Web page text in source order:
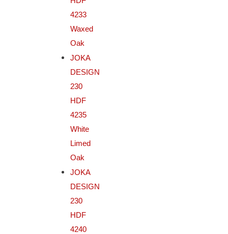
4233
Waxed
Oak
JOKA
DESIGN
230
HDF
4235
White
Limed
Oak
JOKA
DESIGN
230
HDF
4240